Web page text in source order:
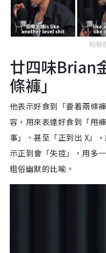
點擊
廿四味Brian
條褲」
他表示好食到「要着兩條
容，用來表達好食到「甩
事」、甚至「正到出 X」
示正到會「失控」，用多
粗俗幽默的比喻。